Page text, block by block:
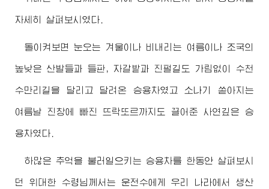
자세히 살펴보시였다.
돌이켜보면 눈오는 겨울이나 비내리는 여름이나 조국의
높낮은 산발들과 들판, 자갈밭과 진펄길도 가림없이 수천
수만리길을 달리고 달려온 승용차였고 소나기 쏟아지는
여름날 진창에 빠진 뜨락또르까지도 끌어준 사연깊은 승
용차였다.
하많은 추억을 불러일으키는 승용차를 한동안 살펴보시
던 위대한 수령님께서 는 운전수에게 우리 나라에서 생산